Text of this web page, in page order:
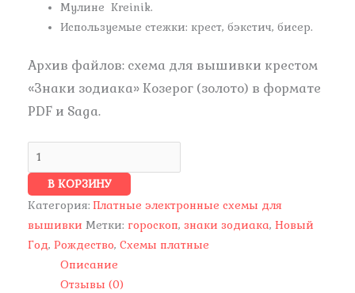
Мулине Kreinik.
Используемые стежки: крест, бэкстич, бисер.
Архив файлов: схемадля вышивки крестом
«Знаки зодиака» Козерог (золото) в формате
PDF и Saga.
В КОРЗИНУ
Категория: Платные электронные схемы для
вышивки Метки: гороскоп, знаки зодиака, Новый
Год, Рождество, Схемы платные
Описание
Отзывы (0)